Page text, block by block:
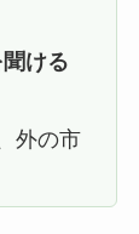
聞ける
外の市